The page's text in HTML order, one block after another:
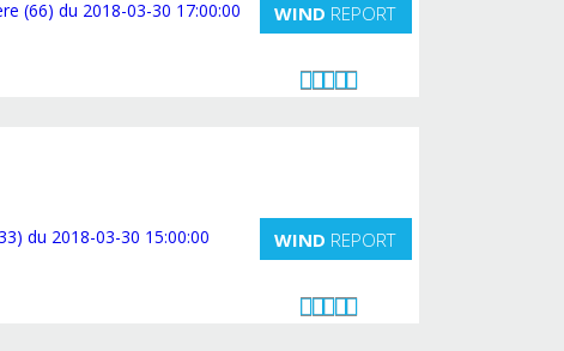
WIND REPORT
WIND REPORT